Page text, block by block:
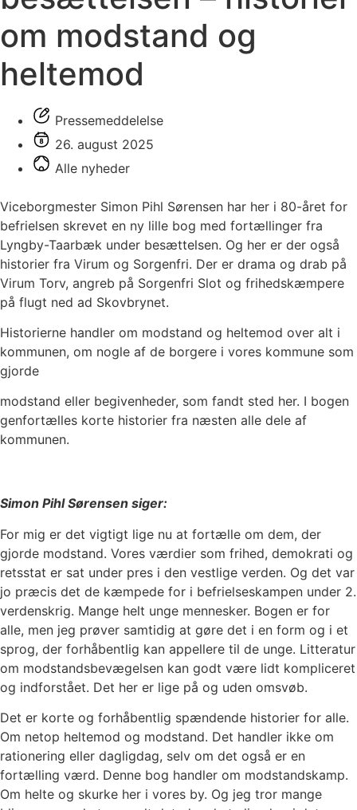
om modstand og
heltemod
Pressemeddelelse
26. august 2025
Alle nyheder
Viceborgmester Simon Pihl Sørensen har her i 80-året for
befrielsen skrevet en ny lille bog med fortællinger fra
Lyngby-Taarbæk under besættelsen. Og her er der også
historier fra Virum og Sorgenfri. Der er drama og drab på
Virum Torv, angreb på Sorgenfri Slot og frihedskæmpere
på flugt ned ad Skovbrynet.
Historierne handler om modstand og heltemod over alt i
kommunen, om nogle af de borgere i vores kommune som
gjorde
modstand eller begivenheder, som fandt sted her. I bogen
genfortælles korte historier fra næsten alle dele af
kommunen.
Simon Pihl Sørensen siger:
For mig er det vigtigt lige nu at fortælle om dem, der
gjorde modstand. Vores værdier som frihed, demokrati og
retsstat er sat under pres i den vestlige verden. Og det var
jo præcis det de kæmpede for i befrielseskampen under 2.
verdenskrig. Mange helt unge mennesker. Bogen er for
alle, men jeg prøver samtidig at gøre det i en form og i et
sprog, der forhåbentlig kan appellere til de unge. Litteratur
om modstandsbevægelsen kan godt være lidt kompliceret
og indforstået. Det her er lige på og uden omsvøb.
Det er korte og forhåbentlig spændende historier for alle.
Om netop heltemod og modstand. Det handler ikke om
rationering eller dagligdag, selv om det også er en
fortælling værd. Denne bog handler om modstandskamp.
Om helte og skurke her i vores by. Og jeg tror mange